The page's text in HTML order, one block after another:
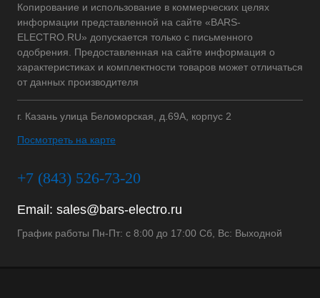
Копирование и использование в коммерческих целях
информации представленной на сайте «BARS-
ELECTRO.RU» допускается только с письменного
одобрения. Предоставленная на сайте информация о
характеристиках и комплектности товаров может отличаться
от данных производителя
г. Казань улица Беломорская, д.69А, корпус 2
Посмотреть на карте
+7 (843) 526-73-20
Email: sales@bars-electro.ru
График работы Пн-Пт: с 8:00 до 17:00 Сб, Вс: Выходной